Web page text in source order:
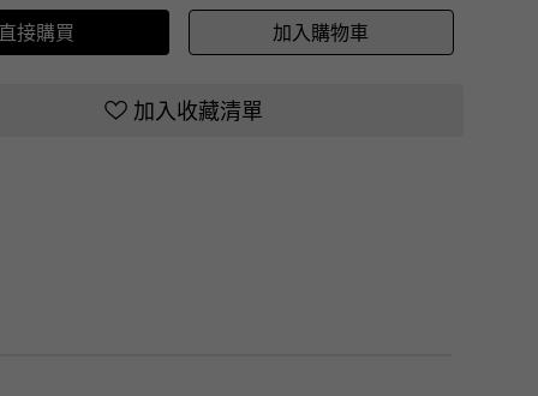
接購買 加入購物車
加入收藏清單